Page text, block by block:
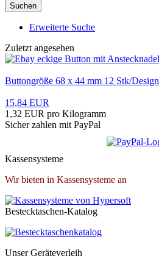
Suchen
Erweiterte Suche
Zuletzt angesehen
Buttongröße 68 x 44 mm 12 Stk/Design
15,84 EUR
1,32 EUR pro Kilogramm
Sicher zahlen mit PayPal
Kassensysteme
Wir bieten in Kassensysteme an
Bestecktaschen-Katalog
Unser Geräteverleih